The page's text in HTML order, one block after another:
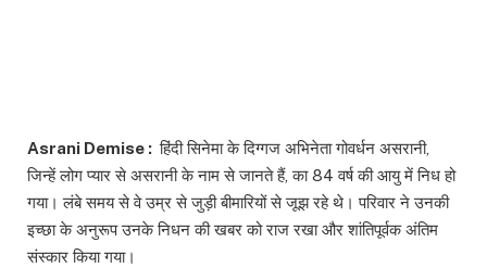
Asrani Demise : हिंदी सिनेमा के दिग्गज अभिनेता गोवर्धन असरानी,
जिन्हें लोग प्यार से असरानी के नाम से जानते हैं, का 84 वर्ष की आयु में निध हो
गया। लंबे समय से वे उम्र से जुड़ी बीमारियों से जूझ रहे थे। परिवार ने उनकी
इच्छा के अनुरूप उनके निधन की खबर को राज रखा और शांतिपूर्वक अंतिम
संस्कार किया गया।